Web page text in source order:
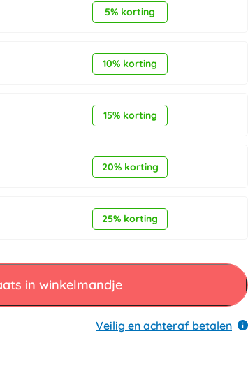
5% korting
10% korting
15% korting
20% korting
25% korting
in winkelmandje
Veilig en achteraf betalen